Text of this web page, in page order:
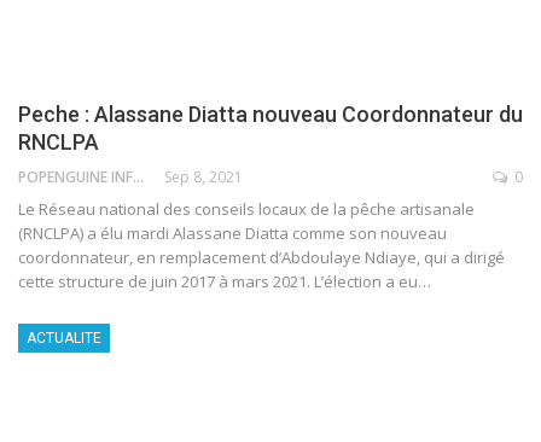
Peche : Alassane Diatta nouveau Coordonnateur du
RNCLPA
POPENGUINE INFO Sep 8, 2021 0
Le Réseau national des conseils locaux de la pêche artisanale
(RNCLPA) a élu mardi Alassane Diatta comme son nouveau
coordonnateur, en remplacement d’Abdoulaye Ndiaye, qui a dirigé
cette structure de juin 2017 à mars 2021. L’élection a eu…
ACTUALITE